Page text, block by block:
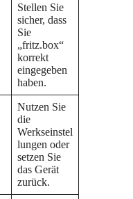
Stellen Sie
sicher, dass
Sie
„fritz.box“
korrekt
eingegeben
haben.
Nutzen Sie
die
Werkseinstel
lungen oder
setzen Sie
das Gerät
zurück.